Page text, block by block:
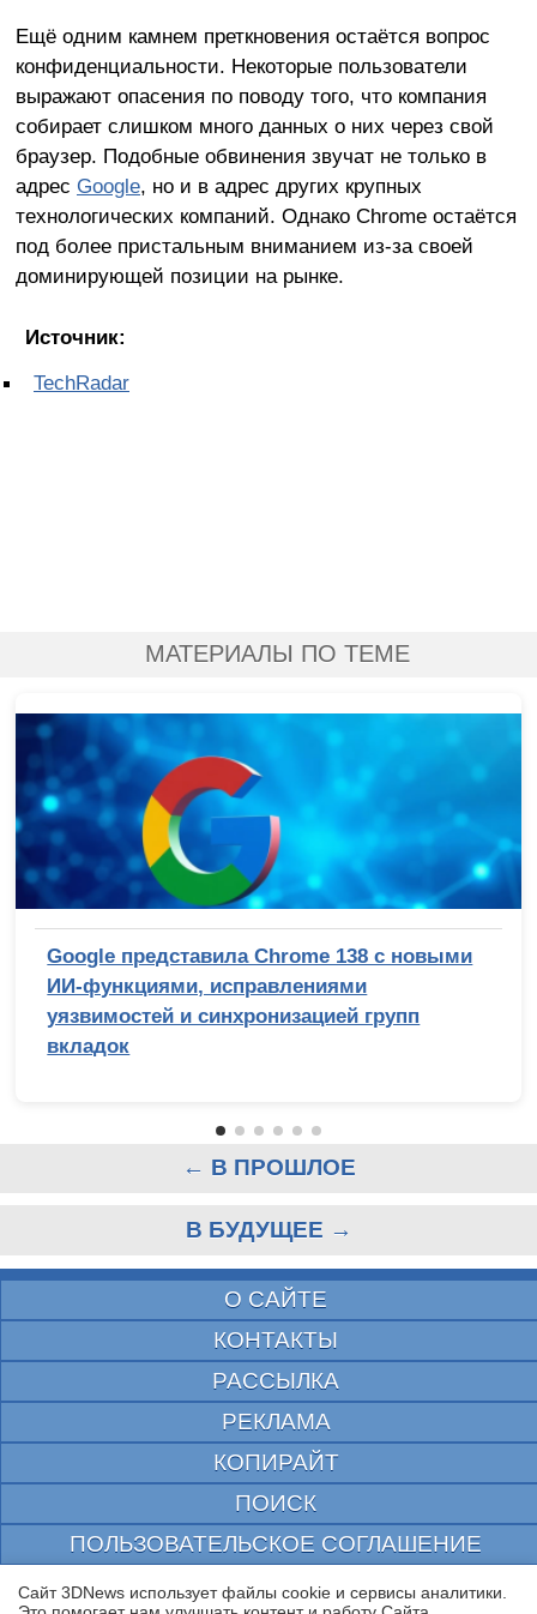
Ещё одним камнем преткновения остаётся вопрос
конфиденциальности. Некоторые пользователи
выражают опасения по поводу того, что компания
собирает слишком много данных о них через свой
браузер. Подобные обвинения звучат не только в
адрес Google, но и в адрес других крупных
технологических компаний. Однако Chrome остаётся
под более пристальным вниманием из-за своей
доминирующей позиции на рынке.
Источник:
TechRadar
МАТЕРИАЛЫ ПО ТЕМЕ
Google представила Chrome 138 с новыми
ИИ-функциями, исправлениями
уязвимостей и синхронизацией групп
вкладок
← В ПРОШЛОЕ
В БУДУЩЕЕ →
О САЙТЕ
КОНТАКТЫ
РАССЫЛКА
РЕКЛАМА
КОПИРАЙТ
ПОИСК
ПОЛЬЗОВАТЕЛЬСКОЕ СОГЛАШЕНИЕ
ЗАЩИЩЕНО CURATOR
Сайт 3DNews использует файлы cookie и сервисы аналитики.